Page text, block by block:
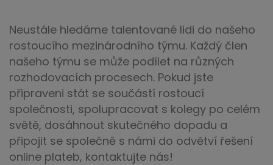
Neustále hledáme talentované lidi do našeho
rostoucího mezinárodního týmu. Každý člen
našeho týmu se může podílet na různých
rozhodovacích procesech. Pokud jste
připraveni stát se součástí rostoucí
společnosti, spolupracovat s kolegy po celém
světě, dosáhnout skutečného dopadu a
připojit se společně s námi do odvětví řešení
online plateb, kontaktujte nás!